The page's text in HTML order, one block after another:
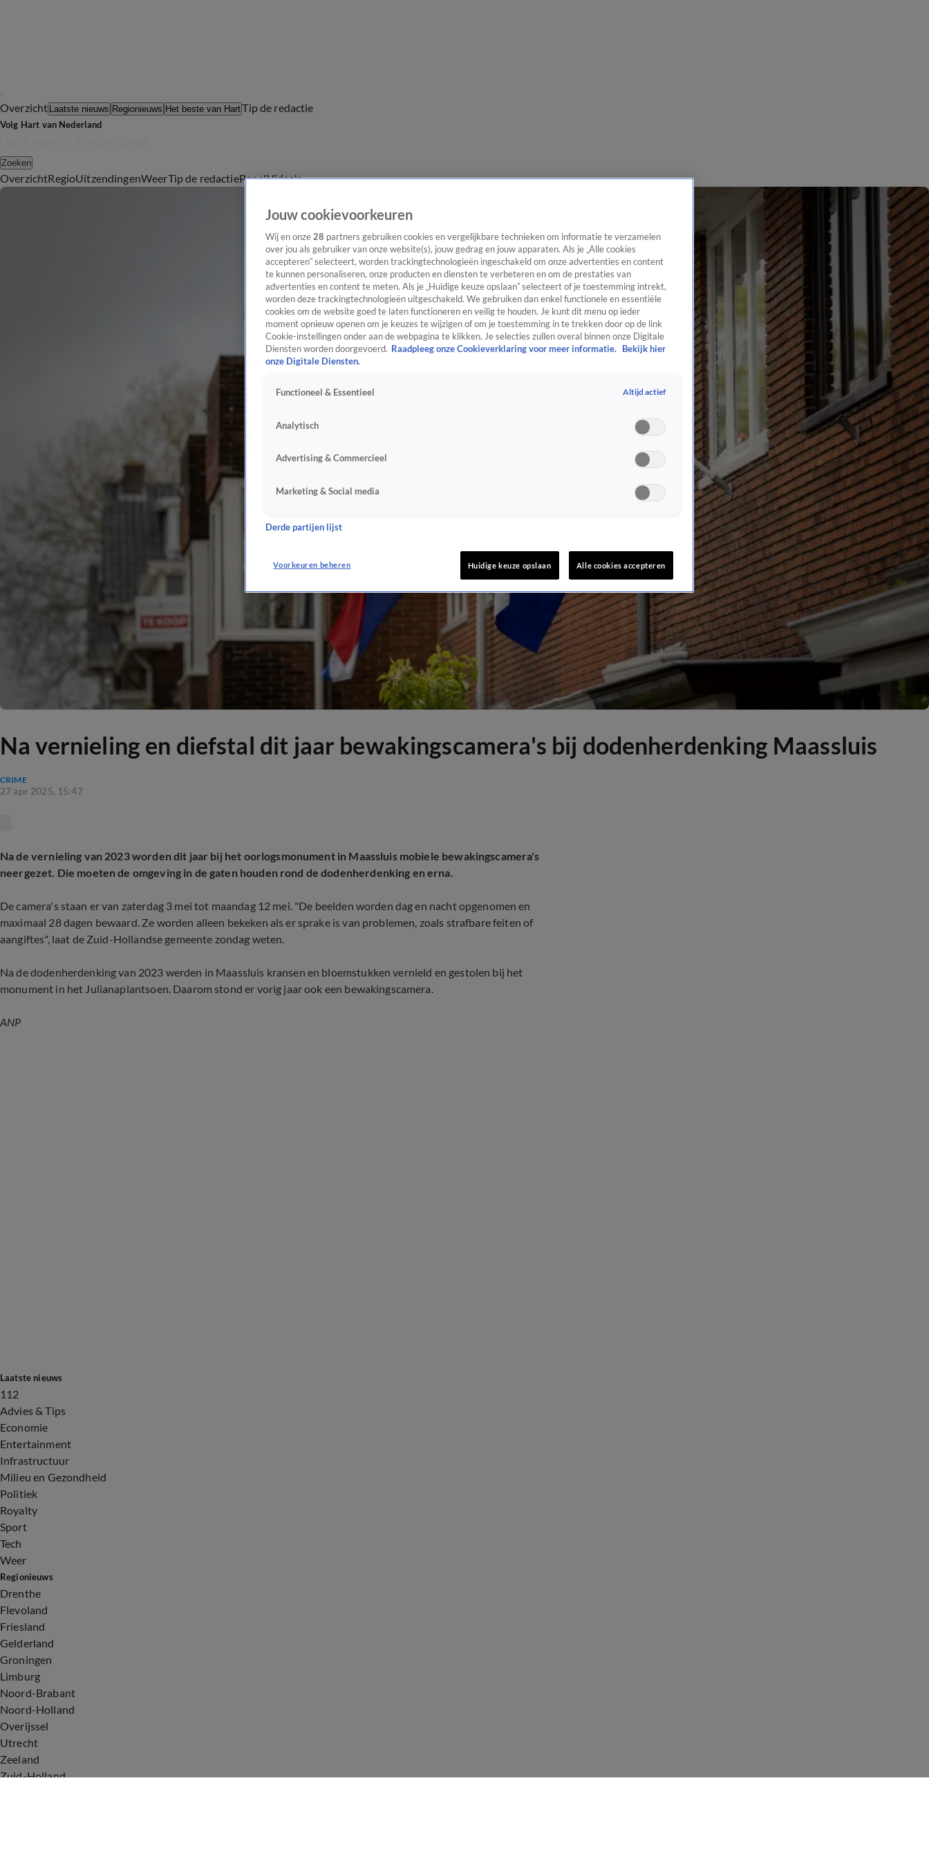
Overzicht Laatste nieuws Regionieuws Het beste van HartTip de redactie
Volg Hart van Nederland
Zoeken
OverzichtRegioUitzendingenWeerTip de redactiePanelVideo's
Na vernieling en diefstal dit jaar bewakingscamera's bij dodenherdenking Maassluis
CRIME
27 apr 2025, 15:47
Na de vernieling van 2023 worden dit jaar bij het oorlogsmonument in Maassluis mobiele bewakingscamera's
neergezet. Die moeten de omgeving in de gaten houden rond de dodenherdenking en erna.
De camera's staan er van zaterdag 3 mei tot maandag 12 mei. "De beelden worden dag en nacht opgenomen en
maximaal 28 dagen bewaard. Ze worden alleen bekeken als er sprake is van problemen, zoals strafbare feiten of
aangiftes", laat de Zuid-Hollandse gemeente zondag weten.
Na de dodenherdenking van 2023 werden in Maassluis kransen en bloemstukken vernield en gestolen bij het
monument in het Julianaplantsoen. Daarom stond er vorig jaar ook een bewakingscamera.
ANP
Laatste nieuws
112
Advies & Tips
Economie
Entertainment
Infrastructuur
Milieu en Gezondheid
Politiek
Royalty
Sport
Tech
Weer
Regionieuws
Drenthe
Flevoland
Friesland
Gelderland
Groningen
Limburg
Noord-Brabant
Noord-Holland
Overijssel
Utrecht
Zeeland
Zuid-Holland
Jouw cookievoorkeuren
Wij en onze 28 partners gebruiken cookies en vergelijkbare technieken om informatie te verzamelen
over jou als gebruiker van onze website(s), jouw gedrag en jouw apparaten. Als je „Alle cookies
accepteren” selecteert, worden trackingtechnologieën ingeschakeld om onze advertenties en content
te kunnen personaliseren, onze producten en diensten te verbeteren en om de prestaties van
advertenties en content te meten. Als je „Huidige keuze opslaan” selecteert of je toestemming intrekt,
worden deze trackingtechnologieën uitgeschakeld. We gebruiken dan enkel functionele en essentiële
cookies om de website goed te laten functioneren en veilig te houden. Je kunt dit menu op ieder
moment opnieuw openen om je keuzes te wijzigen of om je toestemming in te trekken door op de link
Cookie-instellingen onder aan de webpagina te klikken. Je selecties zullen overal binnen onze Digitale
Diensten worden doorgevoerd. Raadpleeg onze Cookieverklaring voor meer informatie.
Bekijk hier
onze Digitale Diensten.
Functioneel & Essentieel Altijd actief
Analytisch
Advertising & Commercieel
Marketing & Social media
Derde partijen lijst
Voorkeuren beheren Huidige keuze opslaan Alle cookies accepteren